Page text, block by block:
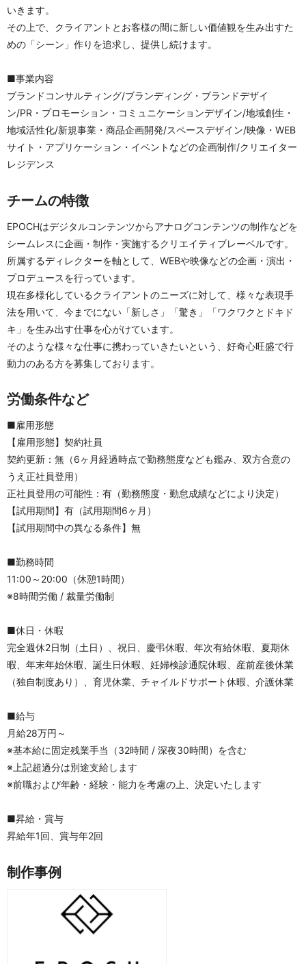
いきます。
その上で、クライアントとお客様の間に新しい価値観を生み出すた
めの「シーン」作りを追求し、提供し続けます。
■事業内容
ブランドコンサルティング/ブランディング・ブランドデザイ
ン/PR・プロモーション・コミュニケーションデザイン/地域創⽣・
地域活性化/新規事業・商品企画開発/スペースデザイン/映像・WEB
サイト・アプリケーション・イベントなどの企画制作/クリエイター
レジデンス
チームの特徴
EPOCHはデジタルコンテンツからアナログコンテンツの制作などを
シームレスに企画・制作・実施するクリエイティブレーベルです。
所属するディレクターを軸として、WEBや映像などの企画・演出・
プロデュースを行っています。
現在多様化しているクライアントのニーズに対して、様々な表現手
法を用いて、今までにない「新しさ」「驚き」「ワクワクとドキド
キ」を生み出す仕事を心がけています。
そのような様々な仕事に携わっていきたいという、好奇心旺盛で行
動力のある方を募集しております。
労働条件など
■雇用形態
【雇用形態】契約社員
契約更新：無（6ヶ月経過時点で勤務態度なども鑑み、双方合意の
うえ正社員登用）
正社員登用の可能性：有（勤務態度・勤怠成績などにより決定）
【試用期間】有（試用期間6ヶ月）
【試用期間中の異なる条件】無
■勤務時間
11:00～20:00（休憩1時間）
※8時間労働 / 裁量労働制
■休日・休暇
完全週休2日制（土日）、祝日、慶弔休暇、年次有給休暇、夏期休
暇、年末年始休暇、誕生日休暇、妊婦検診通院休暇、産前産後休業
（独自制度あり）、育児休業、チャイルドサポート休暇、介護休業
■給与
月給28万円～
※基本給に固定残業手当（32時間 / 深夜30時間）を含む
※上記超過分は別途支給します
※前職および年齢・経験・能力を考慮の上、決定いたします
■昇給・賞与
昇給年1回、賞与年2回
制作事例